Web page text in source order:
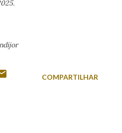
COMPARTILHAR